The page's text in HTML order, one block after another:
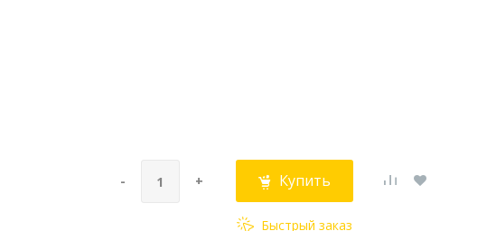
- + Купить
Быстрый заказ